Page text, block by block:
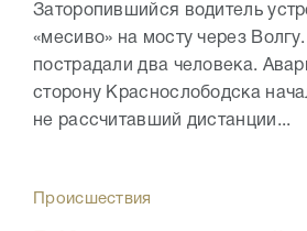
Заторопившийся водитель
«месиво» на мосту через
пострадали два человека.
сторону Краснослободска
не рассчитавший дистанции...
Происшествия